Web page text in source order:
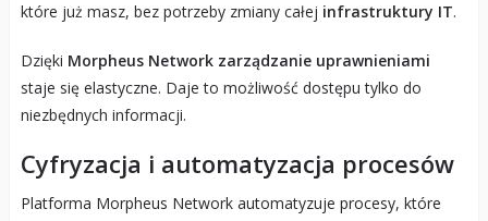
które już masz, bez potrzeby zmiany całej infrastruktury IT.
Dzięki Morpheus Network zarządzanie uprawnieniami
staje się elastyczne. Daje to możliwość dostępu tylko do
niezbędnych informacji.
Cyfryzacja i automatyzacja procesów
Platforma Morpheus Network automatyzuje procesy, które